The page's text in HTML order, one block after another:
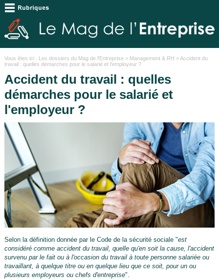
Vous êtes ici : Les dossiers du Mag de l'Entreprise> Management & RH > Accident du
travail : quelles démarches pour le salarié et l'employeur ?
Accident du travail : quelles
démarches pour le salarié et
l'employeur ?
Selon la définition donnée par le Code de la sécurité sociale "est
considéré comme accident du travail, quelle qu'en soit la cause, l'accident
survenu par le fait ou à l'occasion du travail à toute personne salariée ou
travaillant, à quelque titre ou en quelque lieu que ce soit, pour un ou
plusieurs employeurs ou chefs d'entreprise".